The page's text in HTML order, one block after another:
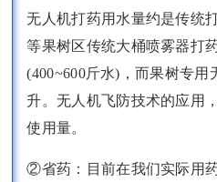
无人机打药用水量约是传统
等果树区传统大桶喷雾器打
(400~600斤水)，而果树专用
升。无人机飞防技术的应用
使用量。
②省药：目前在我们实际用